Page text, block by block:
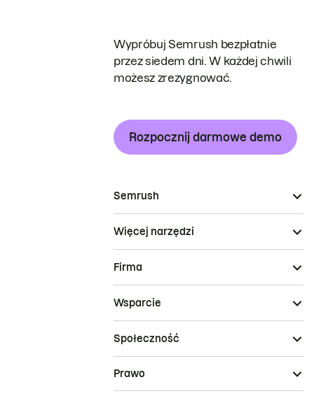
Wypróbuj Semrush bezpłatnie
przez siedem dni. W każdej chwili
możesz zrezygnować.
Rozpocznij darmowe demo
Semrush
Więcej narzędzi
Firma
Wsparcie
Społeczność
Prawo